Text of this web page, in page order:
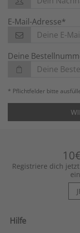
E-Mail-Adresse*
Deine
* Pflichtfelder bitte
Registriere dich
Hilfe